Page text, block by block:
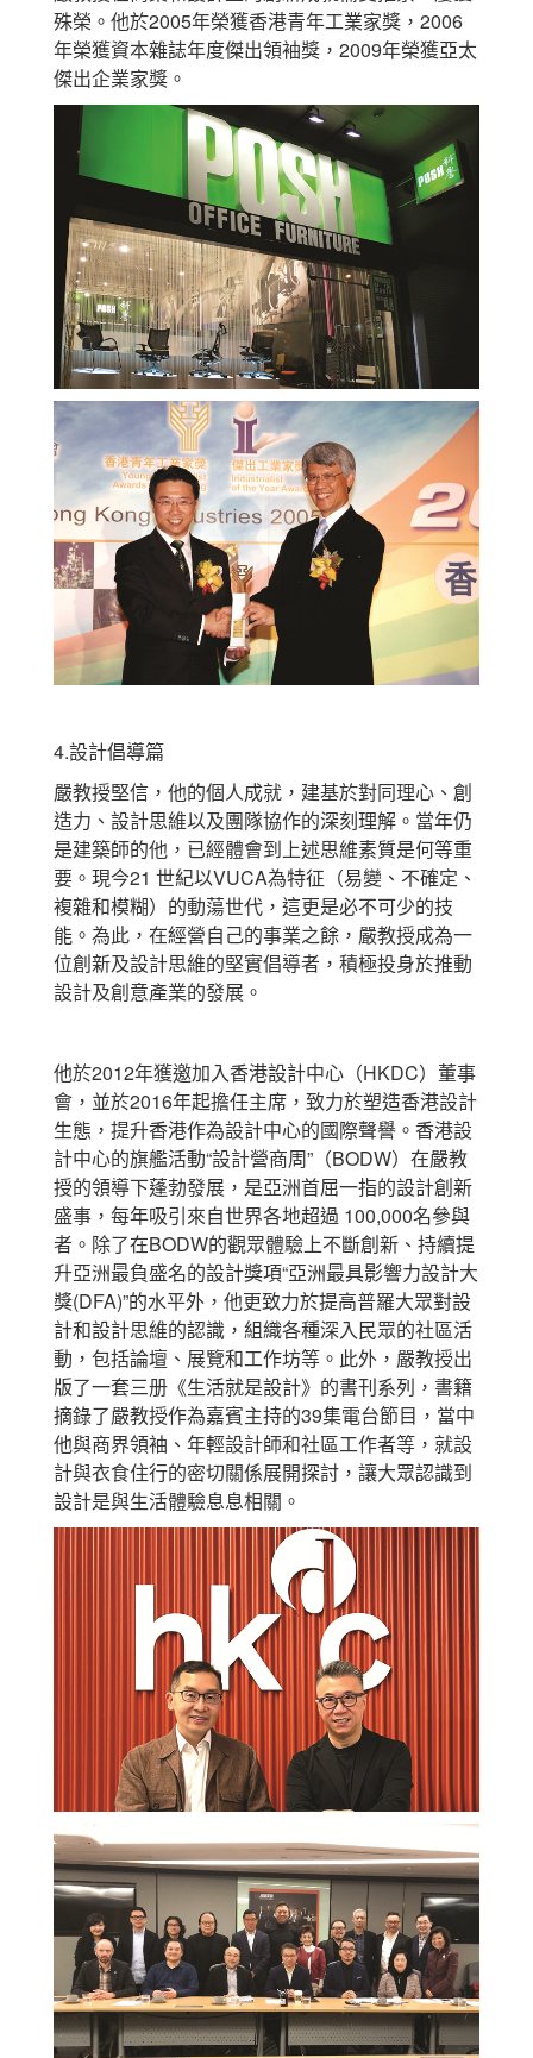
殊榮。他於2005年榮獲香港青年工業家獎，2006
年榮獲資本雜誌年度傑出領袖獎，2009年榮獲亞太
傑出企業家獎。
4.設計倡導篇
嚴教授堅信，他的個人成就，建基於對同理心、創
造力、設計思維以及團隊協作的深刻理解。當年仍
是建築師的他，已經體會到上述思維素質是何等重
要。現今21 世紀以VUCA為特征（易變、不確定、
複雜和模糊）的動蕩世代，這更是必不可少的技
能。為此，在經營自己的事業之餘，嚴教授成為一
位創新及設計思維的堅實倡導者，積極投身於推動
設計及創意產業的發展。
他於2012年獲邀加入香港設計中心（HKDC）董事
會，並於2016年起擔任主席，致力於塑造香港設計
生態，提升香港作為設計中心的國際聲譽。香港設
計中心的旗艦活動“設計營商周”（BODW）在嚴教
授的領導下蓬勃發展，是亞洲首屈一指的設計創新
盛事，每年吸引來自世界各地超過 100,000名參與
者。除了在BODW的觀眾體驗上不斷創新、持續提
升亞洲最負盛名的設計獎項“亞洲最具影響力設計大
獎(DFA)”的水平外，他更致力於提高普羅大眾對設
計和設計思維的認識，組織各種深入民眾的社區活
動，包括論壇、展覽和工作坊等。此外，嚴教授出
版了一套三册《生活就是設計》的書刊系列，書籍
摘錄了嚴教授作為嘉賓主持的39集電台節目，當中
他與商界領袖、年輕設計師和社區工作者等，就設
計與衣食住行的密切關係展開探討，讓大眾認識到
設計是與生活體驗息息相關。